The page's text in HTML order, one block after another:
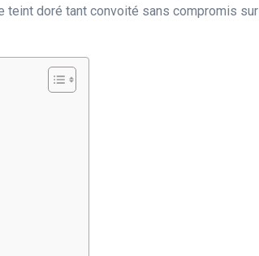
teint doré tant convoité sans compromis sur